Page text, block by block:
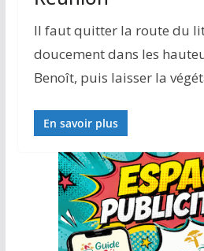
Il faut quitter la route du
doucement dans les
Benoît, puis laisser la
En savoir plus